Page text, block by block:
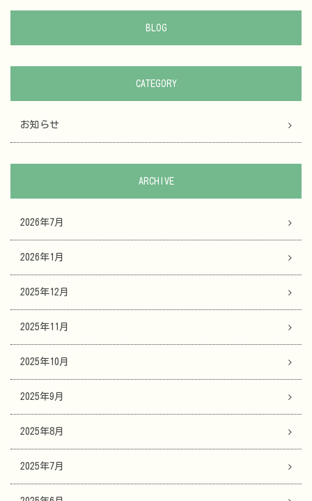
BLOG
CATEGORY
お知らせ
ARCHIVE
2026年7月
2026年1月
2025年12月
2025年11月
2025年10月
2025年9月
2025年8月
2025年7月